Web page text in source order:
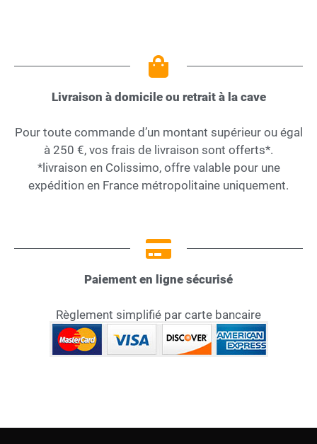
Livraison à domicile ou retrait à la cave
Pour toute commande d’un montant supérieur ou égal
à 250 €, vos frais de livraison sont offerts*.
*livraison en Colissimo, offre valable pour une
expédition en France métropolitaine uniquement.
Paiement en ligne sécurisé
Règlement simplifié par carte bancaire